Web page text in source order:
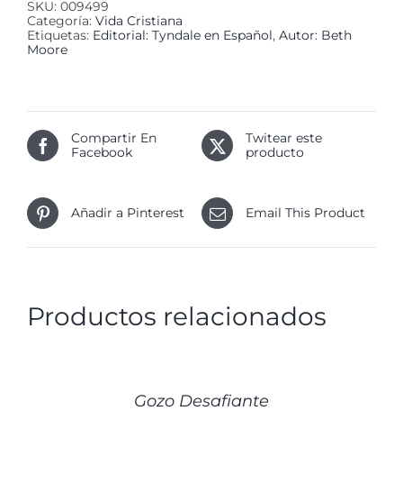
SKU: 009499
Categoría: Vida Cristiana
Etiquetas: Editorial: Tyndale en Español, Autor: Beth
Moore
Compartir En
Facebook
Twitear este
producto
Añadir a Pinterest Email This Product
Productos relacionados
Gozo Desafiante